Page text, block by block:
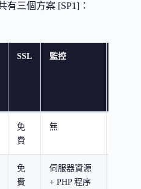
有三個方案 [SP1]：
SSL 監控
免
費
無
免
費
伺服器資源
+ PHP 程序